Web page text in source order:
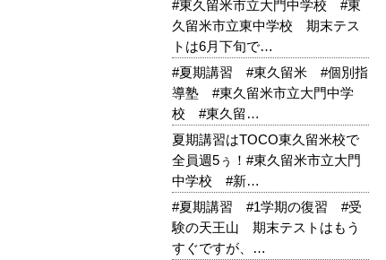
#東久留米市立大門中学校 #東
久留米市立東中学校 期末テス
トは6月下旬で…
#夏期講習 #東久留米 #個別指
導塾 #東久留米市立大門中学
校 #東久留…
夏期講習はTOCO東久留米校で
全員週5ぅ！#東久留米市立大門
中学校 #新…
#夏期講習 #1学期の復習 #受
験の天王山 期末テストはもう
すぐですが、…